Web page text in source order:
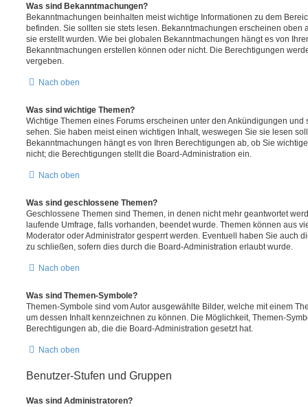
Was sind Bekanntmachungen?
Bekanntmachungen beinhalten meist wichtige Informationen zu dem
befinden. Sie sollten sie stets lesen. Bekanntmachungen erscheinen oben
sie erstellt wurden. Wie bei globalen Bekanntmachungen hängt es von
Bekanntmachungen erstellen können oder nicht. Die Berechtigungen
vergeben.
Nach oben
Was sind wichtige Themen?
Wichtige Themen eines Forums erscheinen unter den Ankündigungen und
sehen. Sie haben meist einen wichtigen Inhalt, weswegen Sie sie lesen
Bekanntmachungen hängt es von Ihren Berechtigungen ab, ob Sie
nicht; die Berechtigungen stellt die Board-Administration ein.
Nach oben
Was sind geschlossene Themen?
Geschlossene Themen sind Themen, in denen nicht mehr geantwortet
laufende Umfrage, falls vorhanden, beendet wurde. Themen können aus
Moderator oder Administrator gesperrt werden. Eventuell haben Sie auch
zu schließen, sofern dies durch die Board-Administration erlaubt wurde.
Nach oben
Was sind Themen-Symbole?
Themen-Symbole sind vom Autor ausgewählte Bilder, welche mit einem
um dessen Inhalt kennzeichnen zu können. Die Möglichkeit, Themen-
Berechtigungen ab, die die Board-Administration gesetzt hat.
Nach oben
Benutzer-Stufen und Gruppen
Was sind Administratoren?